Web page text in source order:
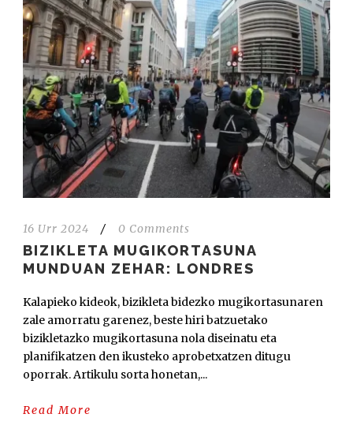
16 Urr 2024 / 0 Comments
BIZIKLETA MUGIKORTASUNA
MUNDUAN ZEHAR: LONDRES
Kalapieko kideok, bizikleta bidezko mugikortasunaren
zale amorratu garenez, beste hiri batzuetako
bizikletazko mugikortasuna nola diseinatu eta
planifikatzen den ikusteko aprobetxatzen ditugu
oporrak. Artikulu sorta honetan,...
Read More